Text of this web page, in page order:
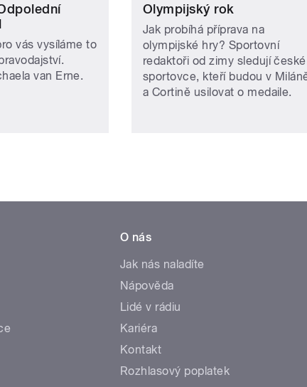
vás vysíláme to
van Erne.
Olympijský rok
Jak probíhá příprava na
olympijské hry? Sportovní
redaktoři od zimy sledují české
sportovce, kteří budou v
a Cortině usilovat o medaile.
O nás
Jak nás naladíte
Nápověda
Lidé v rádiu
Kariéra
Kontakt
Rozhlasový poplatek